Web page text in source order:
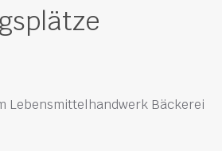
Lebensmittelhandwerk Bäckerei